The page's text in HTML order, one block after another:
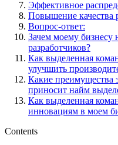
Эффективное
Повышение качества
Вопрос-ответ:
Зачем моему бизнесу
разработчиков?
Как выделенная
улучшить
Какие преимущества
приносит найм
Как выделенная
инновациям в моем
Contents